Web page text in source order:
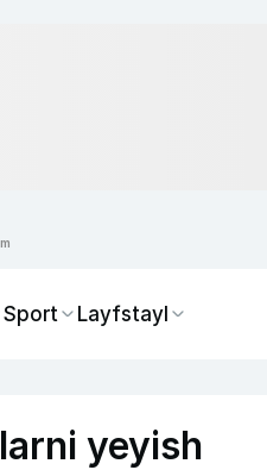
Sport Layfstayl
yeyish